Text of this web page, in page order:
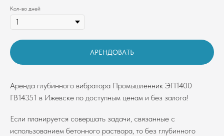
Кол-во дней
АРЕНДОВАТЬ
Аренда глубинного вибратора Промышленник ЭП1400
ГВ14351 в Ижевске по доступным ценам и без залога!
Если планируется совершать задачи, связанные с
использованием бетонного раствора, то без глубинного